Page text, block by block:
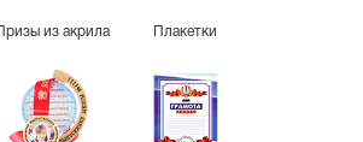
Призы из акрила Плакетки